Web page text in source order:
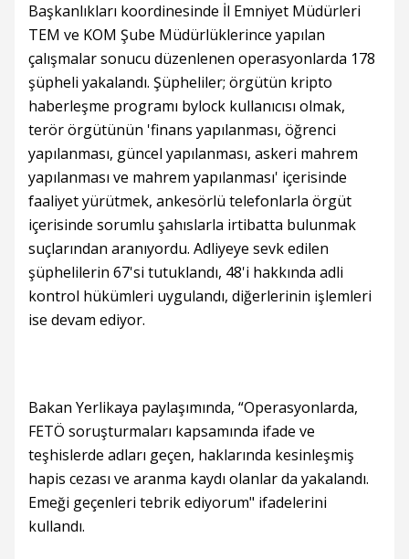
Başkanlıkları koordinesinde İl Emniyet Müdürleri
TEM ve KOM Şube Müdürlüklerince yapılan
çalışmalar sonucu düzenlenen operasyonlarda 178
şüpheli yakalandı. Şüpheliler; örgütün kripto
haberleşme programı bylock kullanıcısı olmak,
terör örgütünün 'finans yapılanması, öğrenci
yapılanması, güncel yapılanması, askeri mahrem
yapılanması ve mahrem yapılanması' içerisinde
faaliyet yürütmek, ankesörlü telefonlarla örgüt
içerisinde sorumlu şahıslarla irtibatta bulunmak
suçlarından aranıyordu. Adliyeye sevk edilen
şüphelilerin 67'si tutuklandı, 48'i hakkında adli
kontrol hükümleri uygulandı, diğerlerinin işlemleri
ise devam ediyor.
Bakan Yerlikaya paylaşımında, “Operasyonlarda,
FETÖ soruşturmaları kapsamında ifade ve
teşhislerde adları geçen, haklarında kesinleşmiş
hapis cezası ve aranma kaydı olanlar da yakalandı.
Emeği geçenleri tebrik ediyorum" ifadelerini
kullandı.